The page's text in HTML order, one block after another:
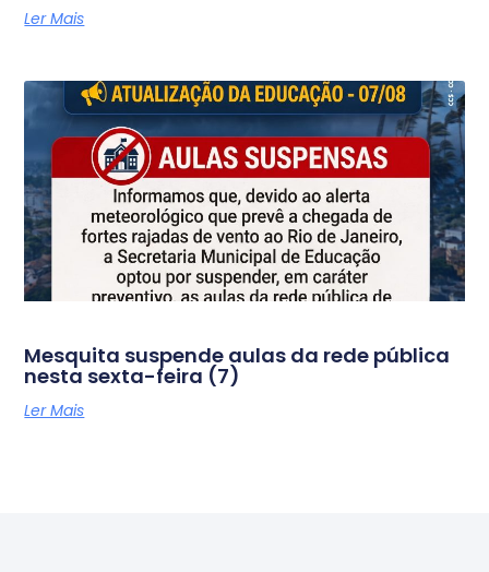
Ler Mais
Mesquita suspende aulas da rede pública
nesta sexta-feira (7)
Ler Mais